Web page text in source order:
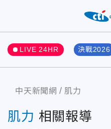
LIVE 24HR 決戰2026
中天新聞網 肌力
肌力 相關報導